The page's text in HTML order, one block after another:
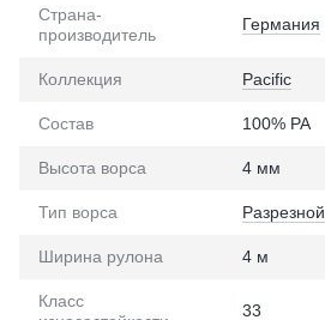
Страна-
производитель
Германия
Коллекция Pacific
Состав 100% PA
Высота ворса 4 мм
Тип ворса Разрезной
Ширина рулона 4 м
Класс
33